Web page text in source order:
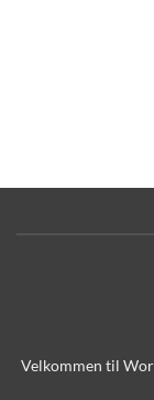
Velkommen til